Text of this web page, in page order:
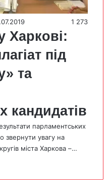
1 273
Харкові:
під
та
кандидатів
парламентських
звернути увагу на
міста Харкова –…